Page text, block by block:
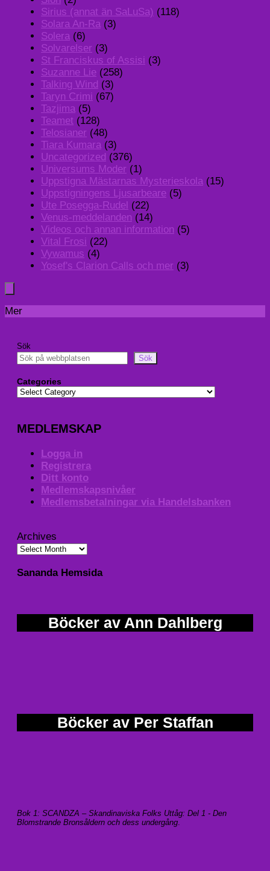
Sirius (annat än SaLuSa) (118)
Solara An-Ra (3)
Solera (6)
Solvarelser (3)
St Franciskus of Assisi (3)
Suzanne Lie (258)
Talking Wind (3)
Taryn Crimi (67)
Tazjima (5)
Teamet (128)
Telosianer (48)
Tiara Kumara (3)
Uncategorized (376)
Universums Moder (1)
Uppstigna Mästarnas Mysterieskola (15)
Uppstigningens Ljusarbeare (5)
Ute Posegga-Rudel (22)
Venus-meddelanden (14)
Videos och annan information (5)
Vital Frosi (22)
Vywamus (4)
Yosef's Clarion Calls och mer (3)
Mer
Sök
Sök
Categories
MEDLEMSKAP
Logga in
Registrera
Ditt konto
Medlemskapsnivåer
Medlemsbetalningar via Handelsbanken
Archives
Sananda Hemsida
Böcker av Ann Dahlberg
Böcker av Per Staffan
Bok 1: SCANDZA – Skandinaviska Folks Uttåg: Del 1 - Den
Blomstrande Bronsåldern och dess undergång.